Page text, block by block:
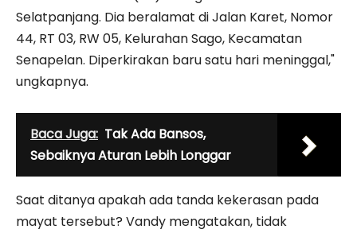
Selatpanjang. Dia beralamat di Jalan Karet, Nomor
44, RT 03, RW 05, Kelurahan Sago, Kecamatan
Senapelan. Diperkirakan baru satu hari meninggal,"
ungkapnya.
Baca Juga: Tak Ada Bansos,
Sebaiknya Aturan Lebih Longgar
Saat ditanya apakah ada tanda kekerasan pada
mayat tersebut? Vandy mengatakan, tidak